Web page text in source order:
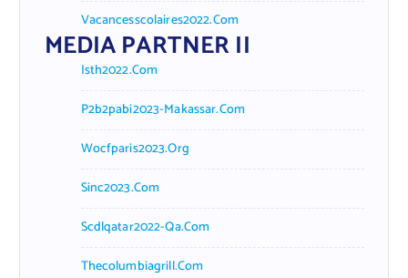
Vacancesscolaires2022.com
MEDIA PARTNER II
Isth2022.com
P2b2pabi2023-Makassar.com
Wocfparis2023.org
Sinc2023.com
Scdlqatar2022-Qa.com
Thecolumbiagrill.com